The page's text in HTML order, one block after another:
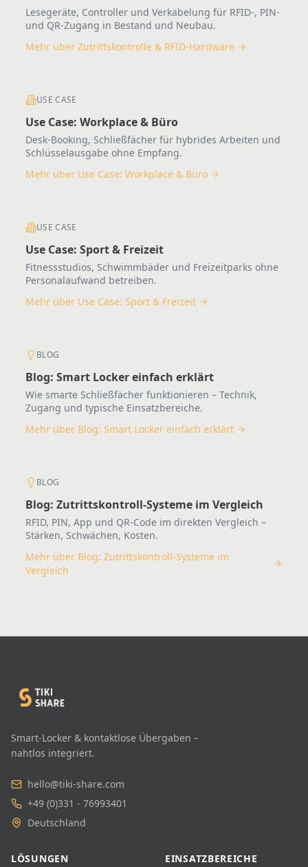
Lesegeräte, Controller und Verkabelung für RFID-, PIN-
und QR-Zugang in Bestand und Neubau.
Mehr über Zutrittskontrolle & RFID-Hardware
USE CASE
Use Case: Workplace & Büro
Desk-Booking, Schließfächer für hybrides Arbeiten und
Schlüsselausgabe ohne Empfang.
Mehr über Use Case: Workplace & Büro
USE CASE
Use Case: Sport & Freizeit
Fitnessstudios, Schwimmbäder und Freizeitparks ohne
Personalaufwand betreiben.
Mehr über Use Case: Sport & Freizeit
BLOG
Blog: Smart Locker einfach erklärt
Wie smarte Schließfächer funktionieren – Technik,
Zugang und typische Einsatzbereiche.
Mehr über Blog: Smart Locker einfach erklärt
BLOG
Blog: Zutrittskontroll-Systeme im Vergleich
RFID, PIN, App und QR-Code im direkten Vergleich –
Stärken, Schwächen, Kosten.
Mehr über Blog: Zutrittskontroll-Systeme im
Vergleich
Smart-Locker & kontaktlose Übergaben –
nahtlos integriert.
hello@tiki-share.com
+49 (0)331 - 76993401
Deutschland
LÖSUNGEN EINSATZBEREICHE